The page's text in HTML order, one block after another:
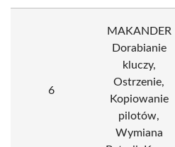
6
MAKANDER
Dorabianie
kluczy,
Ostrzenie,
Kopiowanie
pilotów,
Wymiana